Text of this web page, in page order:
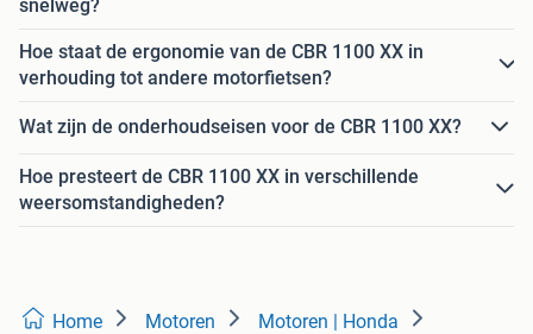
snelweg?
Hoe staat de ergonomie van de CBR 1100 XX in
verhouding tot andere motorfietsen?
Wat zijn de onderhoudseisen voor de CBR 1100 XX?
Hoe presteert de CBR 1100 XX in verschillende
weersomstandigheden?
Home Motoren Motoren | Honda